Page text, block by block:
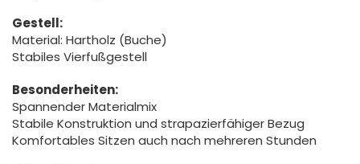
Gestell:
Material: Hartholz (Buche)
Stabiles Vierfußgestell
Besonderheiten:
Spannender Materialmix
Stabile Konstruktion und strapazierfähiger Bezug
Komfortables Sitzen auch nach mehreren Stunden